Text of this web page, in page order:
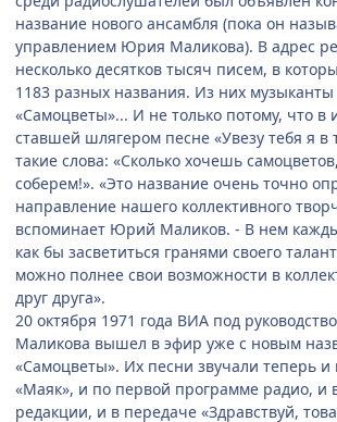
название нового ансамбля (пока он
управлением Юрия Маликова). В адрес
несколько десятков тысяч писем, в
1183 разных названия. Из них
«Самоцветы»... И не только потому, что в
ставшей шлягером песне «Увезу тебя я в
такие слова: «Сколько хочешь
соберем!». «Это название очень точно
направление нашего коллективного
вспоминает Юрий Маликов. - В нем
как бы засветиться гранями своего
можно полнее свои возможности в
друг друга».
20 октября 1971 года ВИА под
Маликова вышел в эфир уже с новым
«Самоцветы». Их песни звучали теперь
«Маяк», и по первой программе радио, и
редакции, и в передаче «Здравствуй,